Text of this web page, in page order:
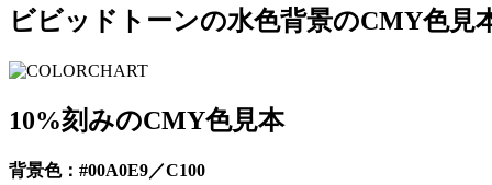
ビビッドトーンの水色背景のCMY色見
10%刻みのCMY色見本
背景色：#00A0E9／C100